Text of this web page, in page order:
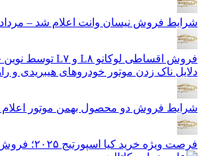
شرایط فروش نیسان وانت اعلام شد – مرداد ۱۴۰۵
فروش اقساطی لوکانو L۸ و L۷ توسط نوین خودرو اعلام شد – مرداد ۱۴۰۵
دلایل ناک زدن موتور خودروهای هیبریدی و
شرایط فروش دو محصول بهمن موتور اعلام شد
فرصت ویژه خرید کیا اسپورتیج ۲۰۲۵؛ فروش فوری با تحویل حداکثر ۲۰ روزه و قیمت قطعی